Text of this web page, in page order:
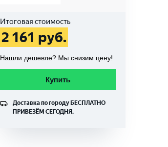
Итоговая стоимость
2 161 руб.
Нашли дешевле? Мы снизим цену!
Купить
Доставка по городу БЕСПЛАТНО
ПРИВЕЗЁМ СЕГОДНЯ.